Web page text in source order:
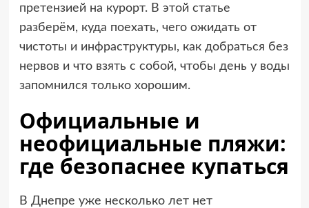
претензией на курорт. В этой статье
разберём, куда поехать, чего ожидать от
чистоты и инфраструктуры, как добраться без
нервов и что взять с собой, чтобы день у воды
запомнился только хорошим.
Официальные и
неофициальные пляжи:
где безопаснее купаться
В Днепре уже несколько лет нет